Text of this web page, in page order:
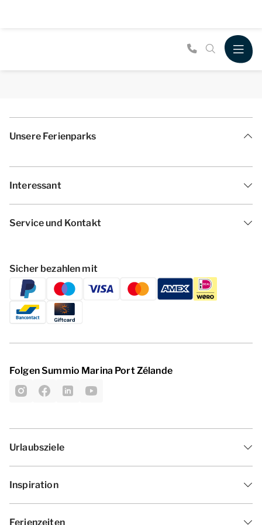
Unsere Ferienparks
Interessant
Service und Kontakt
Sicher bezahlen mit
Folgen Summio Marina Port Zélande
Urlaubsziele
Inspiration
Ferienzeiten